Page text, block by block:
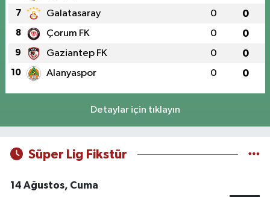
7 Galatasaray 0 0
8 Çorum FK 0 0
9 Gaziantep FK 0 0
10 Alanyaspor 0 0
Detaylar için tıklayın
Süper Lig Fikstür
14 Ağustos, Cuma